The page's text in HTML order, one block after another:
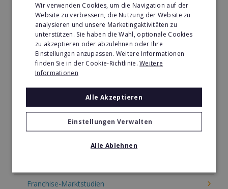
Franchise für Führungskräfte
Master-Franchise
Master-Franchisechance außerhalb von Deutschland
Franchise-Unternehmen Deutschland
Franchise Informationen
Franchise-Marktstudien
Wir verwenden Cookies, um die Navigation auf der
Website zu verbessern, die Nutzung der Website zu
analysieren und unsere Marketingaktivitäten zu
unterstützen. Sie haben die Wahl, optionale Cookies
zu akzeptieren oder abzulehnen oder Ihre
Einstellungen anzupassen. Weitere Informationen
finden Sie in der Cookie-Richtlinie.Weitere
Informationen
Alle Akzeptieren
Einstellungen Verwalten
Alle Ablehnen